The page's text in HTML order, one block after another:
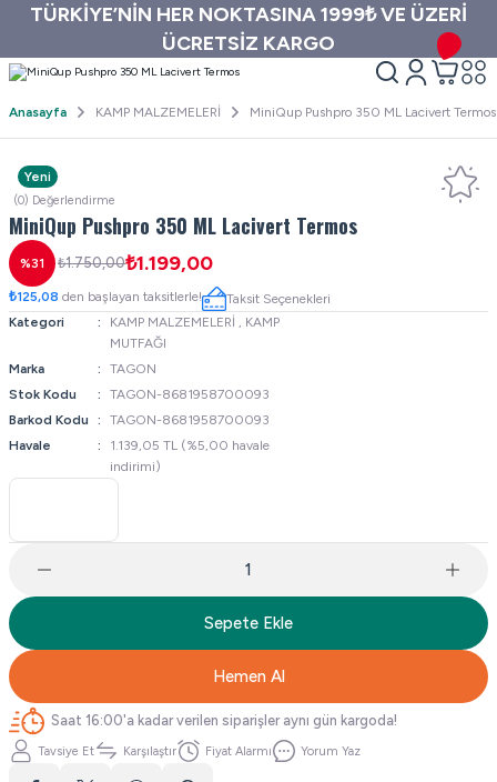
TÜRKİYE’NİN HER NOKTASINA 1999₺ VE ÜZERİ
ÜCRETSİZ KARGO
Anasayfa KAMP MALZEMELERİ MiniQup Pushpro 350 ML Lacivert Termos
Yeni
(0) Değerlendirme
MiniQup Pushpro 350 ML Lacivert Termos
%31 ₺1.750,00₺1.199,00
₺125,08 den başlayan taksitlerle!
Taksit Seçenekleri
Kategori
KAMP MALZEMELERİ , KAMP
MUTFAĞI
Marka
TAGON
Stok Kodu
TAGON-8681958700093
Barkod Kodu
TAGON-8681958700093
Havale
1.139,05 TL (%5,00 havale
indirimi)
Sepete Ekle
Hemen Al
Saat 16:00'a kadar verilen siparişler aynı gün kargoda!
Tavsiye Et Karşılaştır Fiyat Alarmı Yorum Yaz